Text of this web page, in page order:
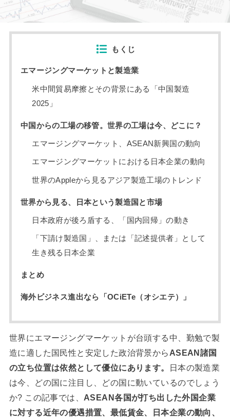
もくじ
エマージングマーケットと製造業
米中間貿易摩擦とその背景にある「中国製造
2025」
中国からの工場の移管。世界の工場は今、どこに？
エマージングマーケット、ASEAN新興国の動向
エマージングマーケットにおける日本企業の動向
世界のAppleから見るアジア製造工場のトレンド
世界から見る、日本という製造国と市場
日本政府が後ろ盾する、「国内回帰」の動き
「下請け製造国」、または「記述提供者」として
生き残る日本企業
まとめ
海外ビジネス進出なら「OCiETe（オシエテ）」
世界にエマージングマーケットが台頭する中、勤勉で製
造に適した国民性と安定した政治背景から ASEAN諸国
の立ち位置は依然として優位にあります。
日本の製造業
は今、どの国に注目し、どの国に動いているのでしょう
か? この記事では、 ASEAN各国が打ち出した外国企業
に対する近年の優遇措置、最低賃金、日本企業の動向、